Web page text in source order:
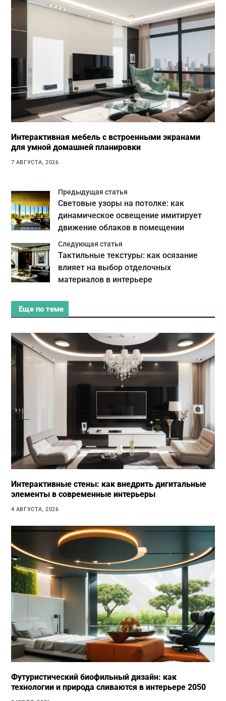
Интерактивная мебель с встроенными экранами
для умной домашней планировки
7 АВГУСТА, 2026
Предыдущая статья
Световые узоры на потолке: как
динамическое освещение имитирует
движение облаков в помещении
Следующая статья
Тактильные текстуры: как осязание
влияет на выбор отделочных
материалов в интерьере
Еще по теме
Интерактивные стены: как внедрить дигитальные
элементы в современные интерьеры
4 АВГУСТА, 2026
Футуристический биофильный дизайн: как
технологии и природа сливаются в интерьере 2050